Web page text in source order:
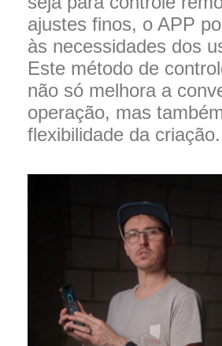
ajustes finos, o APP
às necessidades dos
Este método de
não só melhora a
operação, mas
flexibilidade da criação.